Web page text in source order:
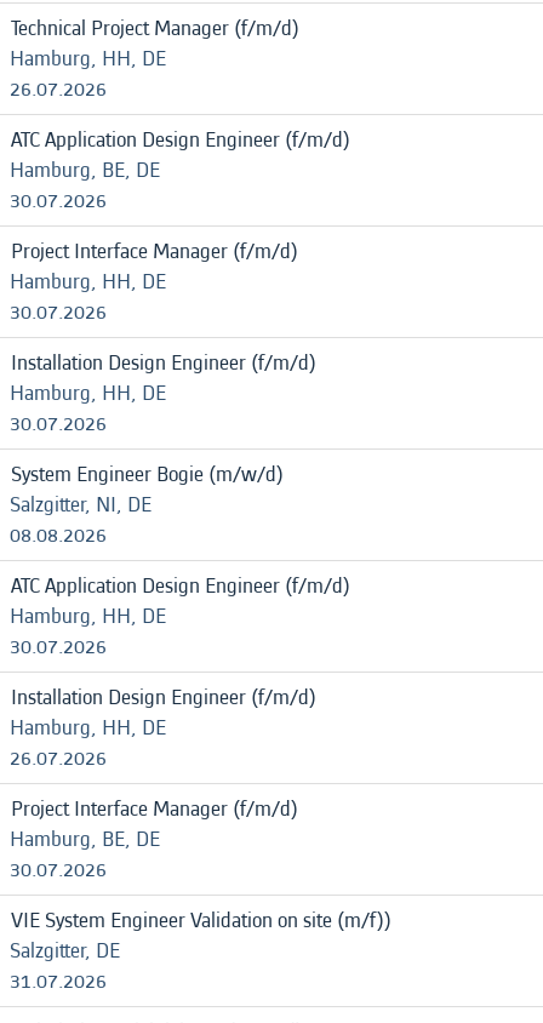
Technical Project Manager (f/m/d)
Hamburg, HH, DE
26.07.2026
ATC Application Design Engineer (f/m/d)
Hamburg, BE, DE
30.07.2026
Project Interface Manager (f/m/d)
Hamburg, HH, DE
30.07.2026
Installation Design Engineer (f/m/d)
Hamburg, HH, DE
30.07.2026
System Engineer Bogie (m/w/d)
Salzgitter, NI, DE
08.08.2026
ATC Application Design Engineer (f/m/d)
Hamburg, HH, DE
30.07.2026
Installation Design Engineer (f/m/d)
Hamburg, HH, DE
26.07.2026
Project Interface Manager (f/m/d)
Hamburg, BE, DE
30.07.2026
VIE System Engineer Validation on site (m/f))
Salzgitter, DE
31.07.2026